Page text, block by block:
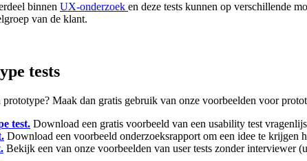
binnen UX-onderzoek en deze tests kunnen op verschillende
van de klant.
tests
prototype? Maak dan gratis gebruik van onze voorbeelden voor
test. Download een gratis voorbeeld van een usability test
Download een voorbeeld onderzoeksrapport om een idee te krijgen
Bekijk een van onze voorbeelden van user tests zonder interviewer